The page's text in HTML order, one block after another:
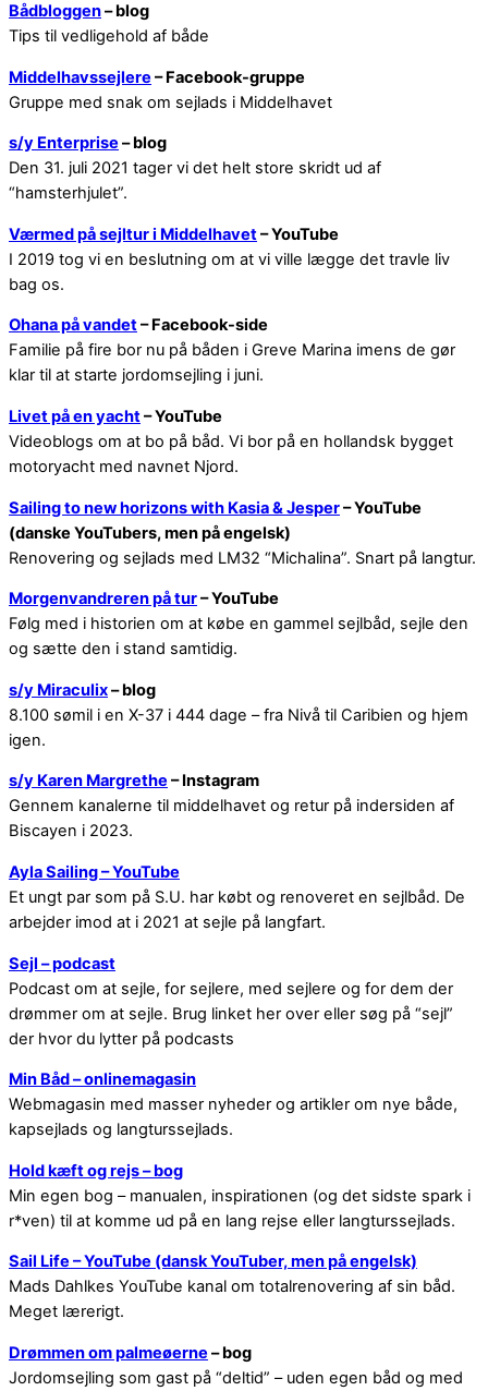
Bådbloggen– blog
Tips til vedligehold af både
Middelhavssejlere – Facebook-gruppe
Gruppe med snak om sejlads i Middelhavet
s/y Enterprise – blog
Den 31. juli 2021 tager vi det helt store skridt ud af
“hamsterhjulet”.
Værmed på sejltur i Middelhavet– YouTube
I 2019 tog vi en beslutning om at vi ville lægge det travle liv
bag os.
Ohana på vandet– Facebook-side
Familie på fire bor nu på båden i Greve Marina imens de gør
klar til at starte jordomsejling i juni.
Livet på en yacht– YouTube
Videoblogs om at bo på båd. Vi bor på en hollandsk bygget
motoryacht med navnet Njord.
Sailing to new horizons with Kasia & Jesper– YouTube
(danske YouTubers, men på engelsk)
Renovering og sejlads med LM32 “Michalina”. Snart på langtur.
Morgenvandreren på tur– YouTube
Følg med i historien om at købe en gammel sejlbåd, sejle den
og sætte den i stand samtidig.
s/y Miraculix– blog
8.100 sømil i en X-37 i 444 dage – fra Nivå til Caribien og hjem
igen.
s/y Karen Margrethe – Instagram
Gennem kanalerne til middelhavet og retur på indersiden af
Biscayen i 2023.
Ayla Sailing – YouTube
Et ungt par som på S.U. har købt og renoveret en sejlbåd. De
arbejder imod at i 2021 at sejle på langfart.
Sejl – podcast
Podcast om at sejle, for sejlere, med sejlere og for dem der
drømmer om at sejle. Brug linket her over eller søg på “sejl”
der hvor du lytter på podcasts
Min Båd – onlinemagasin
Webmagasin med masser nyheder og artikler om nye både,
kapsejlads og langturssejlads.
Hold kæft og rejs – bog
Min egen bog – manualen, inspirationen (og det sidste spark i
r*ven) til at komme ud på en lang rejse eller langturssejlads.
Sail Life – YouTube (dansk YouTuber, men på engelsk)
Mads Dahlkes YouTube kanal om totalrenovering af sin båd.
Meget lærerigt.
Drømmen om palmeøerne – bog
Jordomsejling som gast på “deltid” – uden egen båd og med